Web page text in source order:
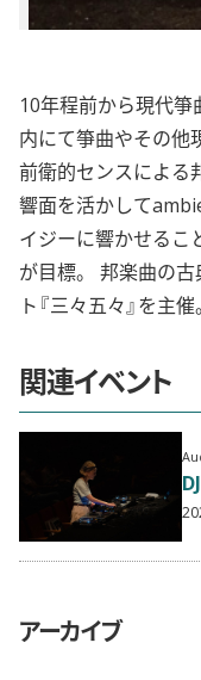
10年程前から現代
内にて箏曲やその他
前衛的センスによる
響面を活かして
イジーに響かせるこ
が目標。 邦楽曲の
ト『三々五々』を主催。
関連イベント
アーカイブ